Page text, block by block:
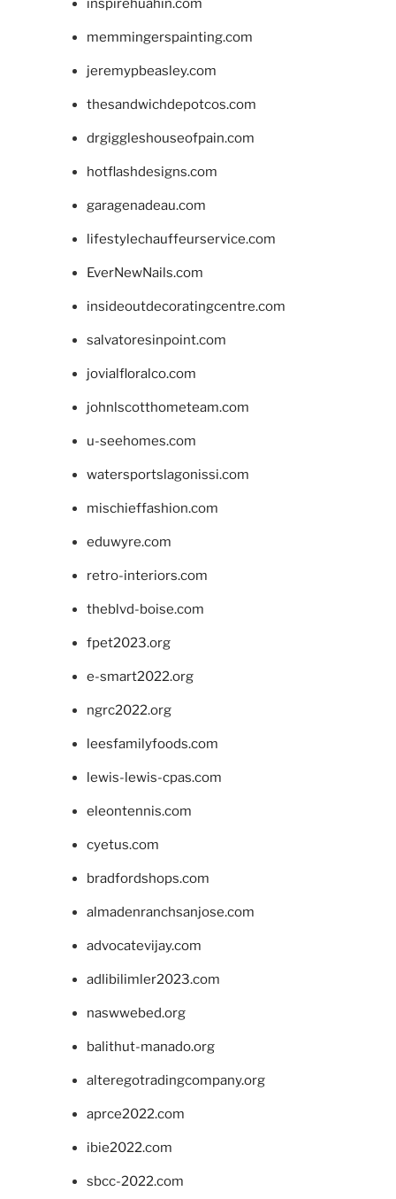
inspirehuahin.com
memmingerspainting.com
jeremypbeasley.com
thesandwichdepotcos.com
drgiggleshouseofpain.com
hotflashdesigns.com
garagenadeau.com
lifestylechauffeurservice.com
EverNewNails.com
insideoutdecoratingcentre.com
salvatoresinpoint.com
jovialfloralco.com
johnlscotthometeam.com
u-seehomes.com
watersportslagonissi.com
mischieffashion.com
eduwyre.com
retro-interiors.com
theblvd-boise.com
fpet2023.org
e-smart2022.org
ngrc2022.org
leesfamilyfoods.com
lewis-lewis-cpas.com
eleontennis.com
cyetus.com
bradfordshops.com
almadenranchsanjose.com
advocatevijay.com
adlibilimler2023.com
naswwebed.org
balithut-manado.org
alteregotradingcompany.org
aprce2022.com
ibie2022.com
sbcc-2022.com